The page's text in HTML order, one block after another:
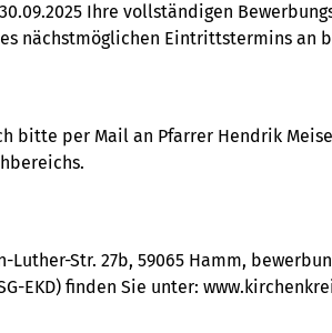
Ihre vollständigen
nächstmöglichen Eintrittstermins an
bitte per Mail an Pfarrer Hendrik
Luther-Str. 27b, 59065 Hamm,
EKD) finden Sie unter: